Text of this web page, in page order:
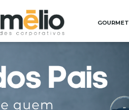
GOURMET